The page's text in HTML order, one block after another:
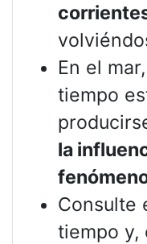
En el
tiempo
la
Consulte
tiempo y,